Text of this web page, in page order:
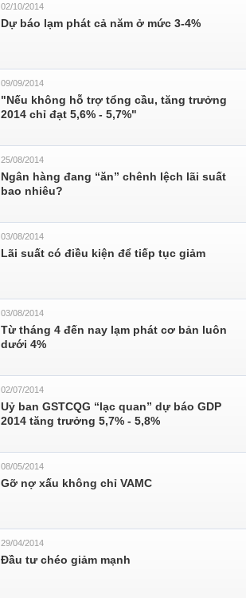
02/10/2014
Dự báo lạm phát cả năm ở mức 3-4%
09/09/2014
"Nếu không hỗ trợ tổng cầu, tăng trưởng
2014 chỉ đạt 5,6% - 5,7%"
25/08/2014
Ngân hàng đang “ăn” chênh lệch lãi suất
bao nhiêu?
03/08/2014
Lãi suất có điều kiện để tiếp tục giảm
03/08/2014
Từ tháng 4 đến nay lạm phát cơ bản luôn
dưới 4%
02/07/2014
Uỷ ban GSTCQG “lạc quan” dự báo GDP
2014 tăng trưởng 5,7% - 5,8%
08/05/2014
Gỡ nợ xấu không chỉ VAMC
29/04/2014
Đầu tư chéo giảm mạnh